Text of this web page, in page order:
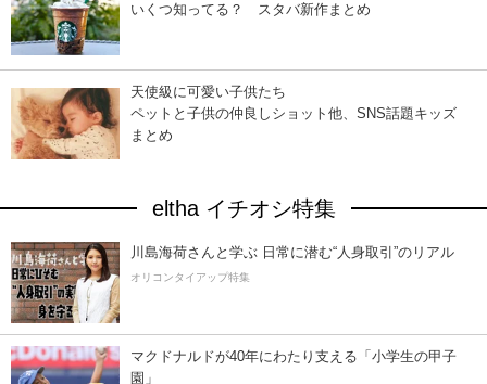
いくつ知ってる？ スタバ新作まとめ
天使級に可愛い子供たち
ペットと子供の仲良しショット他、SNS話題キッズ
まとめ
eltha イチオシ特集
川島海荷さんと学ぶ 日常に潜む“人身取引”のリアル
オリコンタイアップ特集
マクドナルドが40年にわたり支える「小学生の甲子
園」